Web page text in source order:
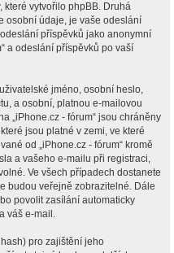
které vytvořilo phpBB. Druhá
osobní údaje, je vaše odeslání
příspěvků jako anonymní
a odeslání příspěvků po vaší
jméno, osobní heslo,
a osobní, platnou e-mailovou
„iPhone.cz - fórum“ jsou chráněny
jsou platné v zemi, ve které
od „iPhone.cz - fórum“ kromě
a vašeho e-mailu při registraci,
Ve všech případech dostanete
budou veřejně zobrazitelné. Dále
povolit zasílání automaticky
váš e-mail.
pro zajištění jeho